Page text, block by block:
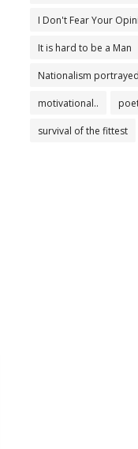
I Don't Fear Your
It is hard to be a Man
Nationalism
motivational..
survival of the fittest